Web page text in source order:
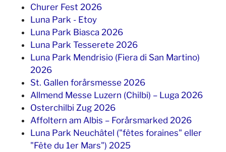
Churer Fest 2026
Luna Park - Etoy
Luna Park Biasca 2026
Luna Park Tesserete 2026
Luna Park Mendrisio (Fiera di San Martino)
2026
St. Gallen forårsmesse 2026
Allmend Messe Luzern (Chilbi) – Luga 2026
Osterchilbi Zug 2026
Affoltern am Albis – Forårsmarked 2026
Luna Park Neuchâtel ("fêtes foraines" eller
"Fête du 1er Mars") 2025